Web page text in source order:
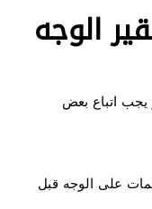
الوجه
يجب اتباع بعض
على الوجه قبل